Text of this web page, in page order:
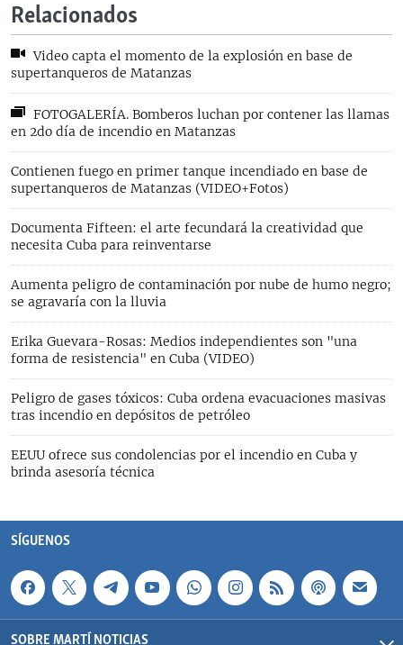
Relacionados
Video capta el momento de la explosión en base de
supertanqueros de Matanzas
FOTOGALERÍA. Bomberos luchan por contener las llamas
en 2do día de incendio en Matanzas
Contienen fuego en primer tanque incendiado en base de
supertanqueros de Matanzas (VIDEO+Fotos)
Documenta Fifteen: el arte fecundará la creatividad que
necesita Cuba para reinventarse
Aumenta peligro de contaminación por nube de humo negro;
se agravaría con la lluvia
Erika Guevara-Rosas: Medios independientes son "una
forma de resistencia" en Cuba (VIDEO)
Peligro de gases tóxicos: Cuba ordena evacuaciones masivas
tras incendio en depósitos de petróleo
EEUU ofrece sus condolencias por el incendio en Cuba y
brinda asesoría técnica
SÍGUENOS
SOBRE MARTÍ NOTICIAS